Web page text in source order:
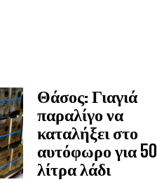
Θάσος: Γιαγιά
παραλίγο να
καταλήξει στο
αυτόφωρο για 50
λίτρα λάδι